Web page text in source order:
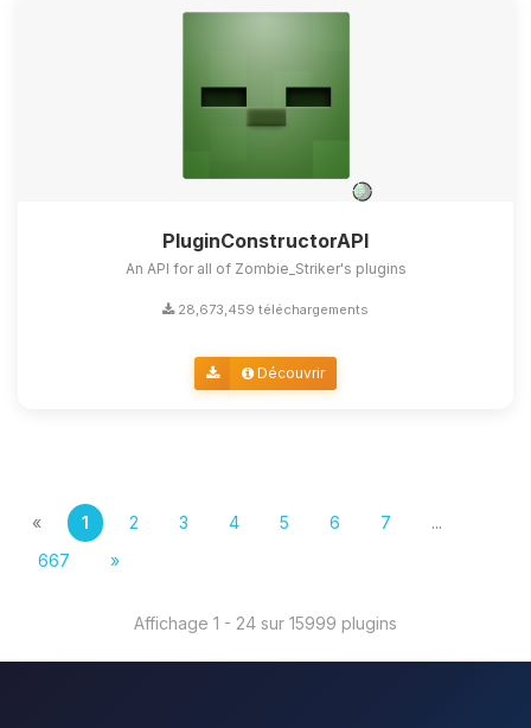
PluginConstructorAPI
An API for all of Zombie_Striker's plugins
28,673,459 téléchargements
Découvrir
« 1 2 3 4 5 6 7
...
667
»
Affichage 1 - 24 sur 15999 plugins